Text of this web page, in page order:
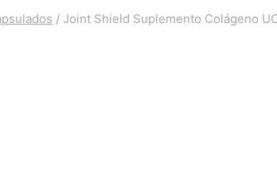
/ Joint Shield Suplemento Colágeno